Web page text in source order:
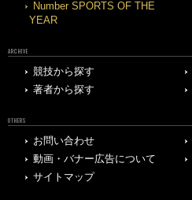
Number SPORTS OF THE
YEAR
ARCHIVE
競技から探す
著者から探す
OTHERS
お問い合わせ
動画・バナー広告について
サイトマップ